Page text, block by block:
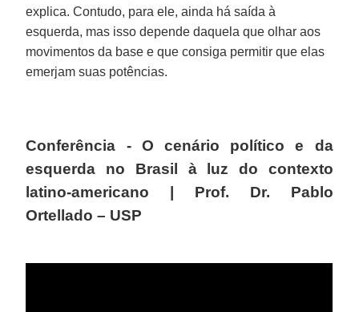
explica. Contudo, para ele, ainda há saída à
esquerda, mas isso depende daquela que olhar aos
movimentos da base e que consiga permitir que elas
emerjam suas potências.
Conferência - O cenário político e da
esquerda no Brasil à luz do contexto
latino-americano | Prof. Dr. Pablo
Ortellado – USP